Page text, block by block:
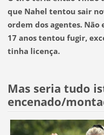
que Nahel tentou sair
ordem dos agentes.
17 anos tentou fugir,
tinha licença.
Mas seria tudo
encenado/